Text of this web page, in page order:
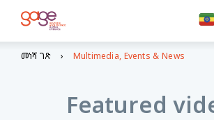
መነሻ ገጽ Multimedia, Events & News
Featured